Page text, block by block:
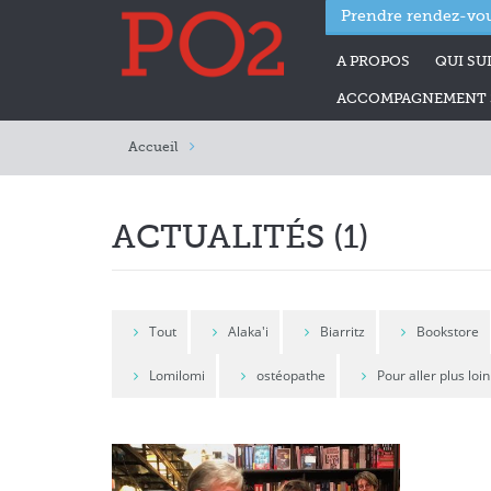
Prendre rendez-
A PROPOS QUI
ACCOMPAGNEMENT
Accueil
ACTUALITÉS (1)
Tout Alaka'i Biarritz Bookstore
Lomilomi ostéopathe Pour aller plus